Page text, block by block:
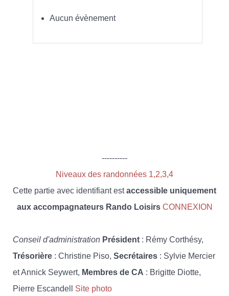
Aucun évènement
----------
Niveaux des randonnées 1,2,3,4
Cette partie avec identifiant estaccessible uniquement
aux accompagnateurs Rando Loisirs CONNEXION
Conseil d'administration Président : Rémy Corthésy,
Trésorière : Christine Piso, Secrétaires : Sylvie Mercier
et Annick Seywert, Membres de CA : Brigitte Diotte,
Pierre Escandell Site photo